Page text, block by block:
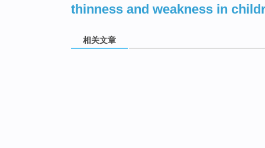
thinness and weakness in
相关文章